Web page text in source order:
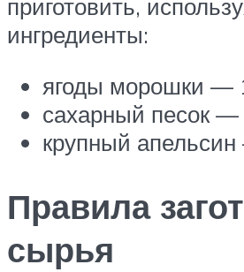
приготовить,
ингредиенты:
ягоды морошки —
сахарный песок —
крупный
Правила
сырья